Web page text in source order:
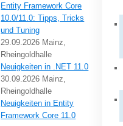
Entity Framework Core
10.0/11.0: Tipps, Tricks
und Tuning
29.09.2026 Mainz,
Rheingoldhalle
Neuigkeiten in .NET 11.0
30.09.2026 Mainz,
Rheingoldhalle
Neuigkeiten in Entity
Framework Core 11.0